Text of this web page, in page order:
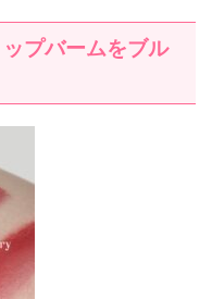
プバームをブル